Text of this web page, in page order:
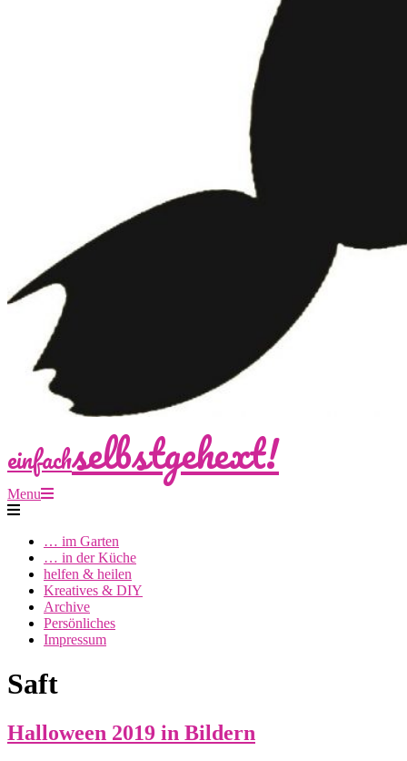
einfachselbstgehext!
Primary
Navigation
Menu
… im Garten
… in der Küche
helfen & heilen
Kreatives & DIY
Archive
Persönliches
Impressum
Saft
Halloween 2019 in Bildern